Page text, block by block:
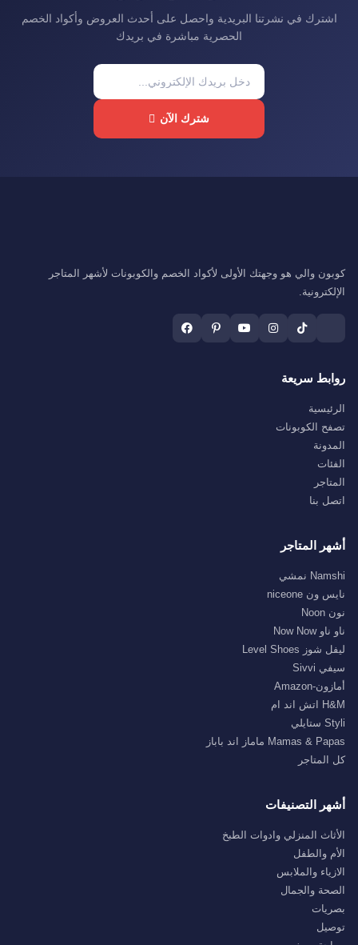
اشترك في نشرتنا البريدية واحصل على أحدث العروض وأكواد الخصم
الحصرية مباشرة في بريدك
شترك الآن
كوبون والي هو وجهتك الأولى لأكواد الخصم والكوبونات لأشهر المتاجر
الإلكترونية.
روابط سريعة
الرئيسية
تصفح الكوبونات
المدونة
الفئات
المتاجر
اتصل بنا
أشهر المتاجر
Namshi نمشي
نايس ون niceone
نون Noon
ناو ناو Now Now
ليفل شوز Level Shoes
سيفي Sivvi
أمازون-Amazon
H&M اتش اند ام
Styli ستايلي
Mamas & Papas ماماز اند باباز
كل المتاجر
أشهر التصنيفات
الأثاث المنزلي وادوات الطبخ
الأم والطفل
الازياء والملابس
الصحة والجمال
بصريات
توصيل